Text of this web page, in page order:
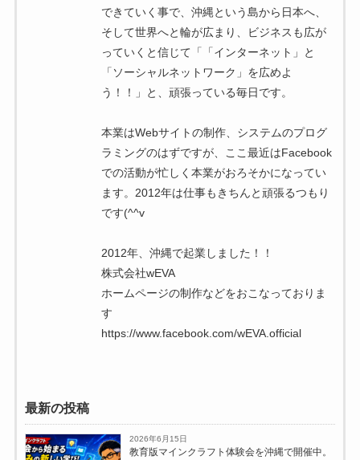
できていく事で、沖縄という島から日本へ、
そして世界へと輪が広まり、ビジネスも広が
っていくと信じて「「インターネット」と
「ソーシャルネットワーク」を広めよ
う！！」と、頑張っている毎日です。
本業はWebサイトの制作、システムのプログ
ラミングのはずですが、ここ最近はFacebook
での活動が忙しく本業がおろそかになってい
ます。2012年は仕事もきちんと頑張るつもり
です(^^v
2012年、沖縄で起業しました！！
株式会社wEVA
ホームページの制作などをおこなっておりま
す
https://www.facebook.com/wEVA.official
最新の投稿
2026年6月15日
教育版マインクラフト体験会を沖縄で開催中。